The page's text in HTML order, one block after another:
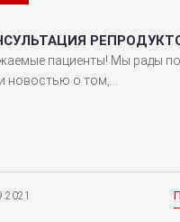
пациенты! Мы рады
новостью о том,...